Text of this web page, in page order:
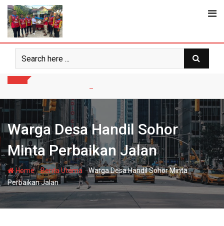
Skip
content
Warga Desa Handil Sohor
Minta Perbaikan Jalan
Home-Berita Utama-Warga Desa Handil Sohor Minta
Perbaikan Jalan